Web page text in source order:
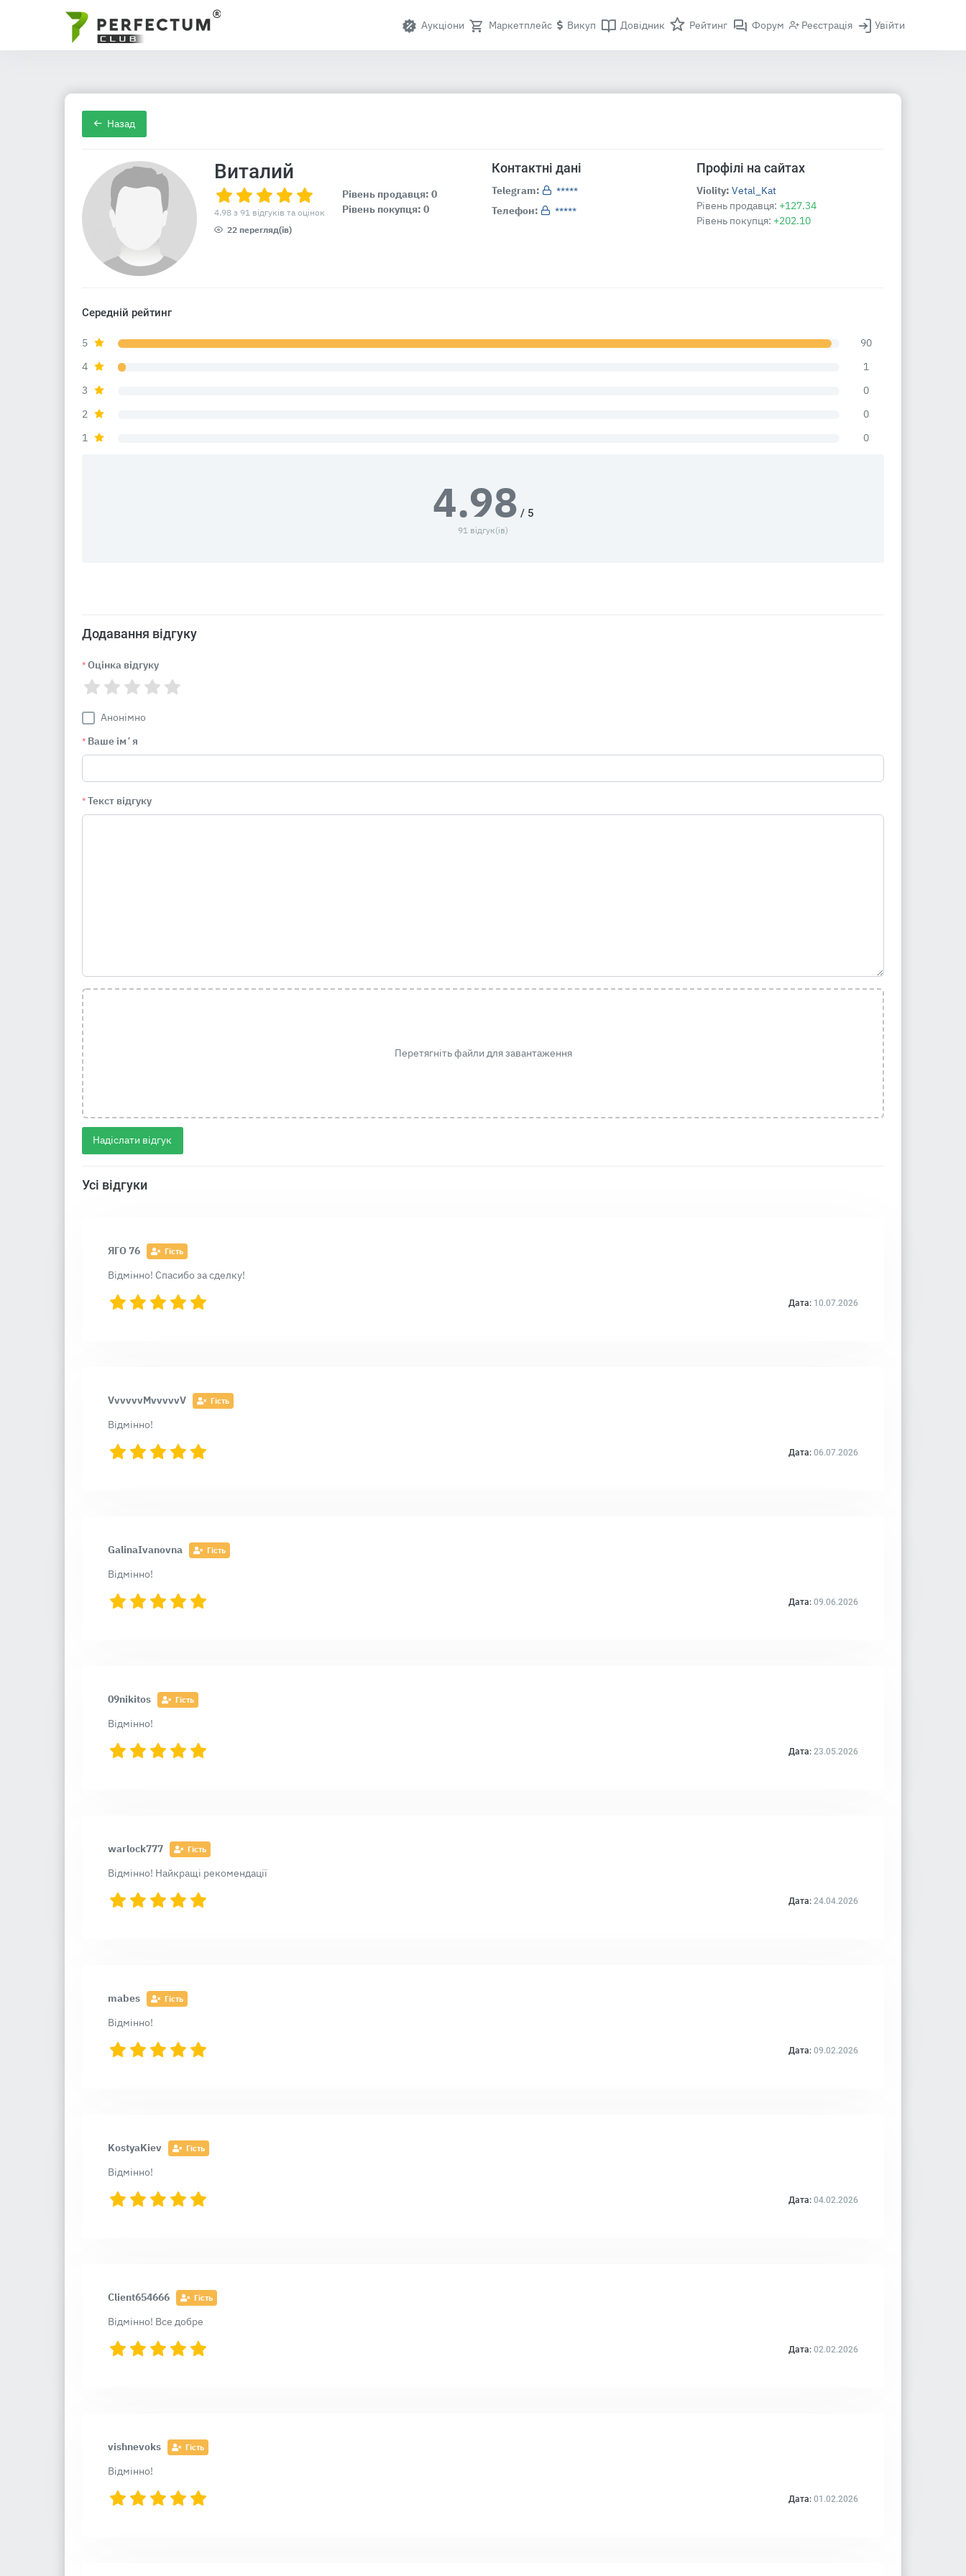
Аукціони Маркетплейс Викуп Довідник Рейтинг Форум Реєстрація Увійти
Назад
Виталий
4.98 з 91 відгуків та оцінок
22 перегляд(ів)
Рівень продавця: 0
Рівень покупця: 0
Контактні дані
Telegram:
*****
Телефон:
*****
Профілі на сайтах
Violity: Vetal_Kat
Рівень продавця: +127.34
Рівень покупця: +202.10
Середній рейтинг
5
90
4
1
3
0
2
0
1
0
4.98 / 5
91 відгук(ів)
Додавання відгуку
* Оцінка відгуку
Анонімно
* Ваше імʼя
* Текст відгуку
Перетягніть файли для завантаження
Надіслати відгук
Усі відгуки
ЯГО 76 Гість
Відмінно! Спасибо за сделку!
Дата: 10.07.2026
VvvvvvMvvvvvV Гість
Відмінно!
Дата: 06.07.2026
GalinaIvanovna Гість
Відмінно!
Дата: 09.06.2026
09nikitos Гість
Відмінно!
Дата: 23.05.2026
warlock777 Гість
Відмінно! Найкращі рекомендації
Дата: 24.04.2026
mabes Гість
Відмінно!
Дата: 09.02.2026
KostyaKiev Гість
Відмінно!
Дата: 04.02.2026
Client654666 Гість
Відмінно! Все добре
Дата: 02.02.2026
vishnevoks Гість
Відмінно!
Дата: 01.02.2026